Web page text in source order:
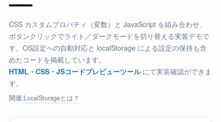
CSS カスタムプロパティ（変数）と JavaScript を組み合わせ、
ボタンクリックでライト／ダークモードを切り替える実装デモで
す。OS設定への自動対応と localStorage による設定の保持も含
めたコードを掲載しています。
HTML・CSS・JSコードプレビューツールにて実装確認ができま
す。
関連:LocalStorageとは？